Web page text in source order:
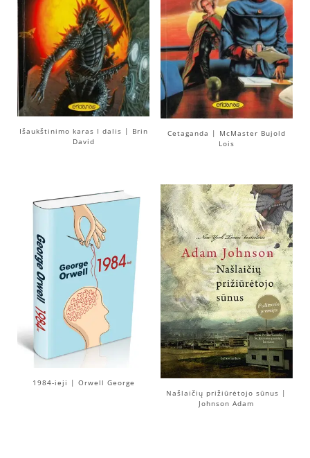
Išaukštinimo karas I dalis | Brin
David
Cetaganda | McMaster Bujold
Lois
1984-ieji | Orwell George
Našlaičių prižiūrėtojo sūnus |
Johnson Adam